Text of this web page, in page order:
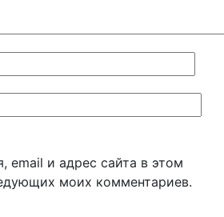
email и адрес сайта в этом
моих комментариев.